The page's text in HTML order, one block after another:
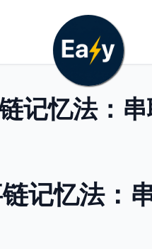
记忆法：